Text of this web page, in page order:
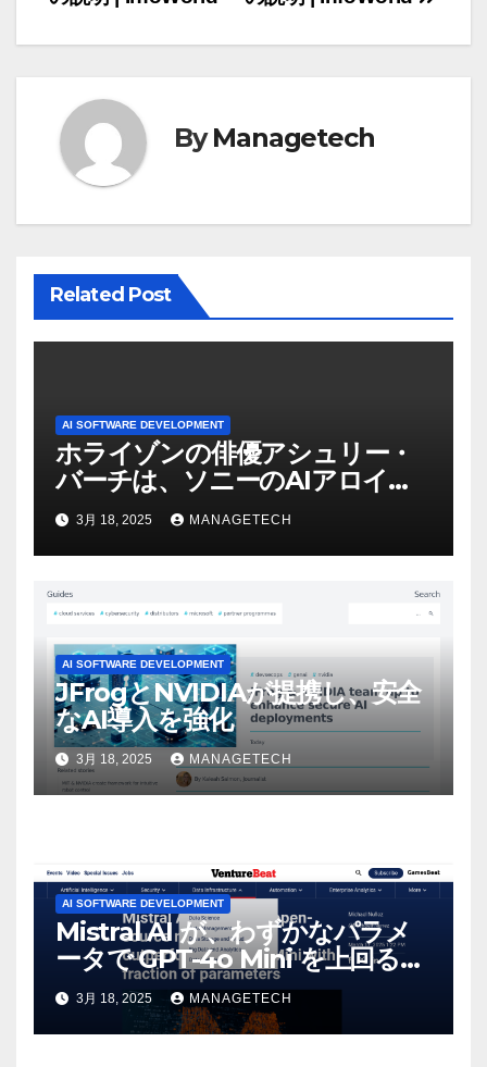
ビ
ゲ
ー
シ
ョ
ン
ByManagetech
Related Post
AI SOFTWARE DEVELOPMENT
ホライゾンの俳優アシュリー・
バーチは、ソニーのAIアロイの
ビデオを見て「ゲームパフォー
マンスという芸術形式に不安を
感じた」と語る – IGN
3月 18, 2025 MANAGETECH
AI SOFTWARE DEVELOPMENT
JFrogとNVIDIAが提携し、安全
なAI導入を強化
3月 18, 2025 MANAGETECH
AI SOFTWARE DEVELOPMENT
Mistral AI が、わずかなパラメ
ータで GPT-4o Mini を上回る新
しいオープンソース モデルをリ
リース | VentureBeat
3月 18, 2025 MANAGETECH